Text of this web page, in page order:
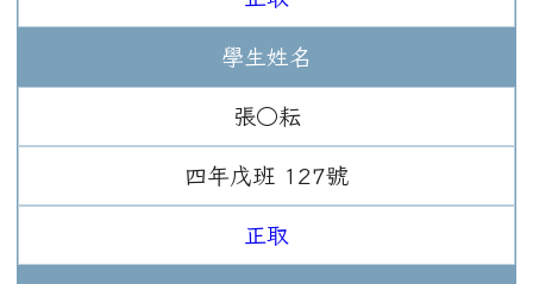
學生姓名
張○耘
四年 戊班 127號
正取